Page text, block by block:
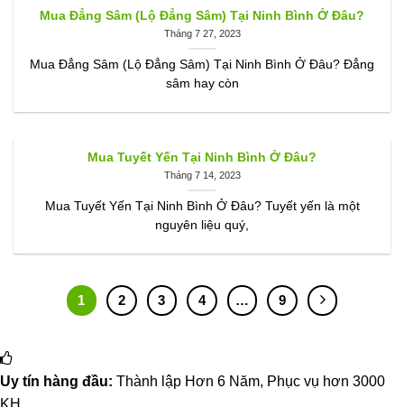
Mua Đẳng Sâm (Lộ Đẳng Sâm) Tại Ninh Bình Ở Đâu?
Tháng 7 27, 2023
Mua Đẳng Sâm (Lộ Đẳng Sâm) Tại Ninh Bình Ở Đâu? Đẳng
sâm hay còn
Mua Tuyết Yến Tại Ninh Bình Ở Đâu?
Tháng 7 14, 2023
Mua Tuyết Yến Tại Ninh Bình Ở Đâu? Tuyết yến là một
nguyên liệu quý,
1 2 3 4 … 9
Uy tín hàng đầu: Thành lập Hơn 6 Năm, Phục vụ hơn 3000
KH